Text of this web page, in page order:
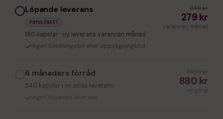
Löpande leverans
POPULÄRAST
180 kapslar · ny leverans varannan månad
Ingen bindningstid eller uppsägningstid
349 kr
279 kr
varannan månad
6 månaders förråd
540 kapslar i en enda leverans
Ingen löpande leverans
1 100 kr
880 kr
en gång